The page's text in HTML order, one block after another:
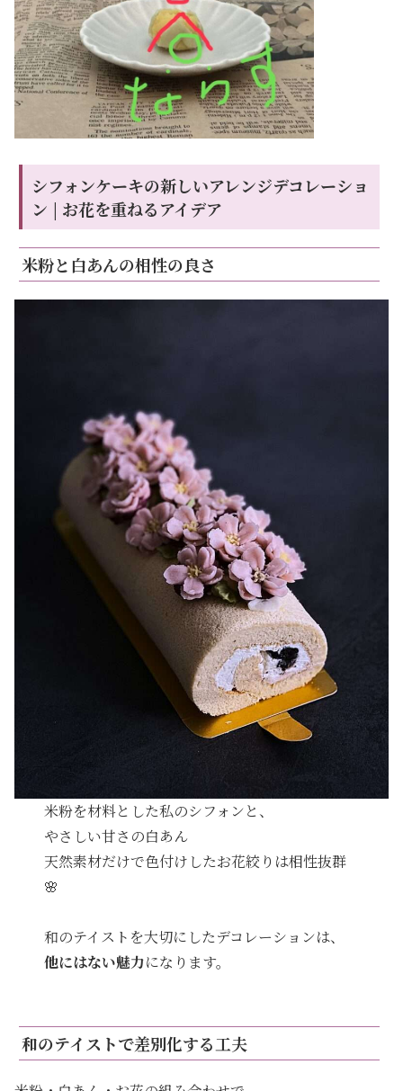
シフォンケーキの新しいアレンジデコレーショ
ン | お花を重ねるアイデア
米粉と白あんの相性の良さ
米粉を材料とした私のシフォンと、
やさしい甘さの白あん
天然素材だけで色付けしたお花絞りは相性抜群
🌸
和のテイストを大切にしたデコレーションは、
他にはない魅力になります。
和のテイストで差別化する工夫